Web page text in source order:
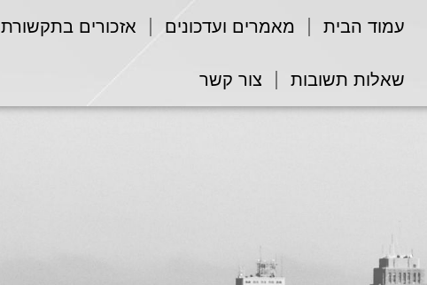
עמוד הבית מאמרים ועדכונים אזכורים בתקשורת
שאלות תשובות צור קשר